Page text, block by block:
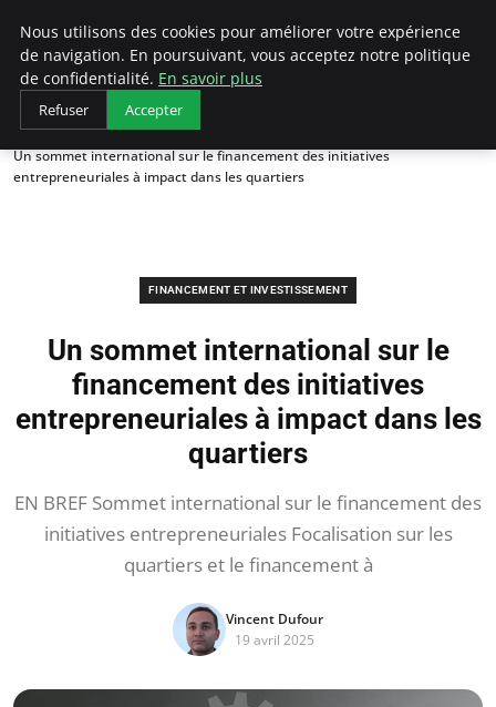
LECFCM
Accueil
Financement et investissement
Un sommet international sur le financement des initiatives
entrepreneuriales à impact dans les quartiers
FINANCEMENT ET INVESTISSEMENT
Un sommet international sur le
financement des initiatives
entrepreneuriales à impact dans les
quartiers
EN BREF Sommet international sur le financement des
initiatives entrepreneuriales Focalisation sur les
quartiers et le financement à
Vincent Dufour
19 avril 2025
Nous utilisons des cookies pour améliorer votre expérience
de navigation. En poursuivant, vous acceptez notre politique
de confidentialité. En savoir plus
Refuser Accepter